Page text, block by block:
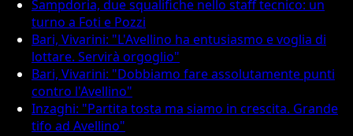
Sampdoria, due squalifiche nello staff tecnico: un
turno a Foti e Pozzi
Bari, Vivarini: "L'Avellino ha entusiasmo e voglia di
lottare. Servirà orgoglio"
Bari, Vivarini: "Dobbiamo fare assolutamente punti
contro l'Avellino"
Inzaghi: "Partita tosta ma siamo in crescita. Grande
tifo ad Avellino"